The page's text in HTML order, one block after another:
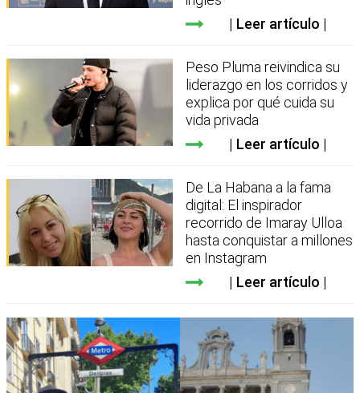
Leer artículo
Peso Pluma reivindica su
liderazgo en los corridos y
explica por qué cuida su
vida privada
Leer artículo
De La Habana a la fama
digital: El inspirador
recorrido de Imaray Ulloa
hasta conquistar a millones
en Instagram
Leer artículo